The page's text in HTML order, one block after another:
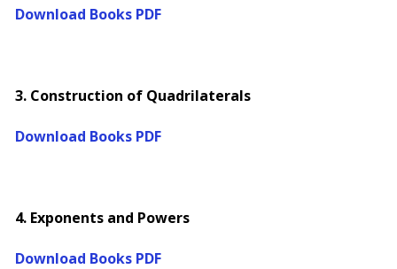
Download Books PDF
3. Construction of Quadrilaterals
Download Books PDF
4. Exponents and Powers
Download Books PDF